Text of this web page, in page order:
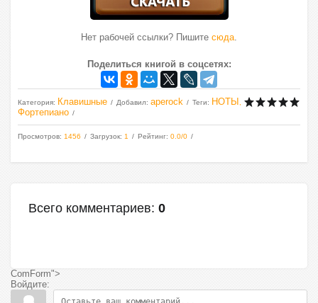
Нет рабочей ссылки? Пишите сюда.
Поделиться книгой в соцсетях:
Категория: Клавишные Добавил: aperock Теги: НОТЫ
Фортепиано
Просмотров: 1456 Загрузок: 1 Рейтинг: 0.0/0
Всего комментариев: 0
ComForm">
Войдите: